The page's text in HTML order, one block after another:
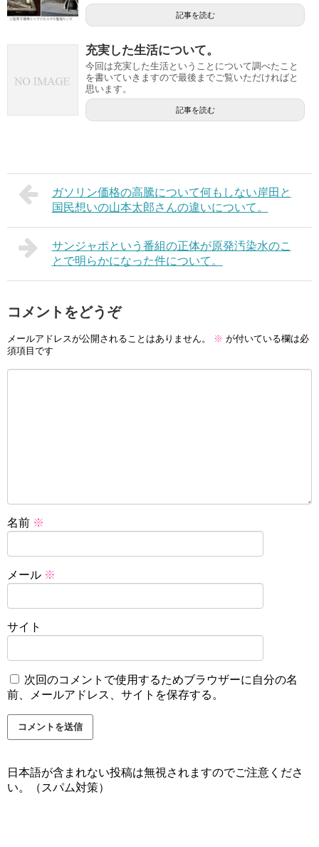
記事を読む
充実した生活について。
今回は充実した生活ということについて調べたこと
を書いていきますので最後までご覧いただければと
思います。
記事を読む
ガソリン価格の高騰について何もしない岸田と
国民想いの山本太郎さんの違いについて。
サンジャポという番組の正体が原発汚染水のこ
とで明らかになった件について。
コメントをどうぞ
メールアドレスが公開されることはありません。 ※ が付いている欄は必
須項目です
名前 ※
メール ※
サイト
次回のコメントで使用するためブラウザーに自分の名
前、メールアドレス、サイトを保存する。
日本語が含まれない投稿は無視されますのでご注意くださ
い。（スパム対策）